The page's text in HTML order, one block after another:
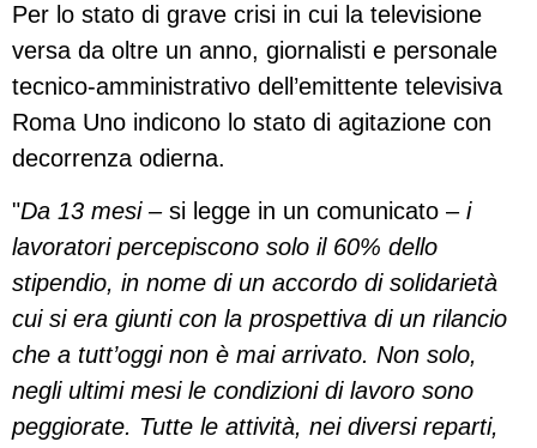
Per lo stato di grave crisi in cui la televisione
versa da oltre un anno, giornalisti e personale
tecnico-amministrativo dell’emittente televisiva
Roma Uno indicono lo stato di agitazione con
decorrenza odierna.
"Da 13 mesi –si legge in un comunicato –i
lavoratori percepiscono solo il 60% dello
stipendio, in nome di un accordo di solidarietà
cui si era giunti con la prospettiva di un rilancio
che a tutt’oggi non è mai arrivato. Non solo,
negli ultimi mesi le condizioni di lavoro sono
peggiorate. Tutte le attività, nei diversi reparti,